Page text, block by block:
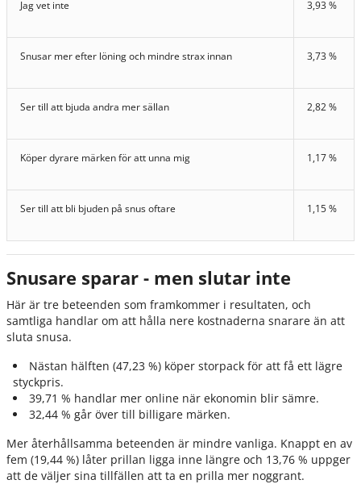
Jag vet inte 3,93 %
Snusar mer efter löning och mindre strax innan 3,73 %
Ser till att bjuda andra mer sällan 2,82 %
Köper dyrare märken för att unna mig 1,17 %
Ser till att bli bjuden på snus oftare 1,15 %
Snusare sparar - men slutar inte
Här är tre beteenden som framkommer i resultaten, och
samtliga handlar om att hålla nere kostnaderna snarare än att
sluta snusa.
Nästan hälften (47,23 %) köper storpack för att få ett lägre
styckpris.
39,71 % handlar mer online när ekonomin blir sämre.
32,44 % går över till billigare märken.
Mer återhållsamma beteenden är mindre vanliga. Knappt en av
fem (19,44 %) låter prillan ligga inne längre och 13,76 % uppger
att de väljer sina tillfällen att ta en prilla mer noggrant.